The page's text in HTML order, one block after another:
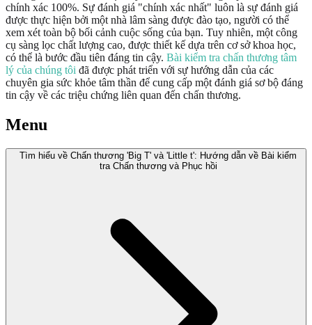
chính xác 100%. Sự đánh giá "chính xác nhất" luôn là sự đánh giá
được thực hiện bởi một nhà lâm sàng được đào tạo, người có thể
xem xét toàn bộ bối cảnh cuộc sống của bạn. Tuy nhiên, một công
cụ sàng lọc chất lượng cao, được thiết kế dựa trên cơ sở khoa học,
có thể là bước đầu tiên đáng tin cậy. Bài kiểm tra chấn thương tâm
lý của chúng tôi đã được phát triển với sự hướng dẫn của các
chuyên gia sức khỏe tâm thần để cung cấp một đánh giá sơ bộ đáng
tin cậy về các triệu chứng liên quan đến chấn thương.
Menu
Tìm hiểu về Chấn thương 'Big T' và 'Little t': Hướng dẫn về Bài kiểm
tra Chấn thương và Phục hồi